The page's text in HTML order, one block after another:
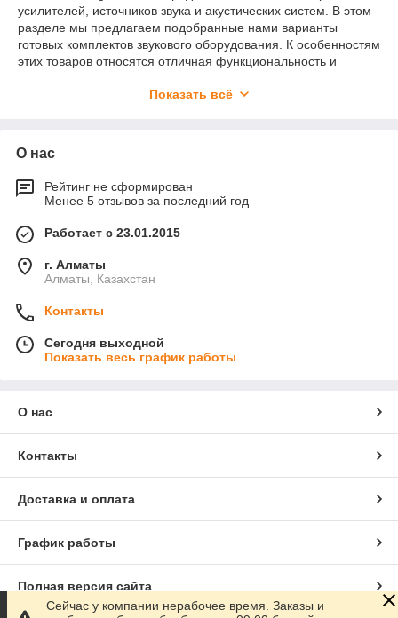
усилителей, источников звука и акустических систем. В этом
разделе мы предлагаем подобранные нами варианты
готовых комплектов звукового оборудования. К особенностям
этих товаров относятся отличная функциональность и
устройств, широкий ценовой диапазон.
помещений могут купить комплект звукового оборудования,
различной информации.
Показать всё
О нас
Рейтинг не сформирован
Менее 5 отзывов за последний год
Работает с 23.01.2015
г. Алматы
Алматы, Казахстан
Контакты
Сегодня выходной
Показать весь график работы
О нас
Контакты
Доставка и оплата
График работы
Полная версия сайта
Сейчас у компании нерабочее время. Заказы и